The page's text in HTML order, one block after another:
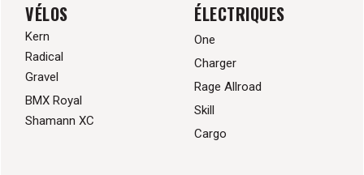
VÉLOS
Kern
Radical
Gravel
BMX Royal
Shamann XC
ÉLECTRIQUES
One
Charger
Rage Allroad
Skill
Cargo